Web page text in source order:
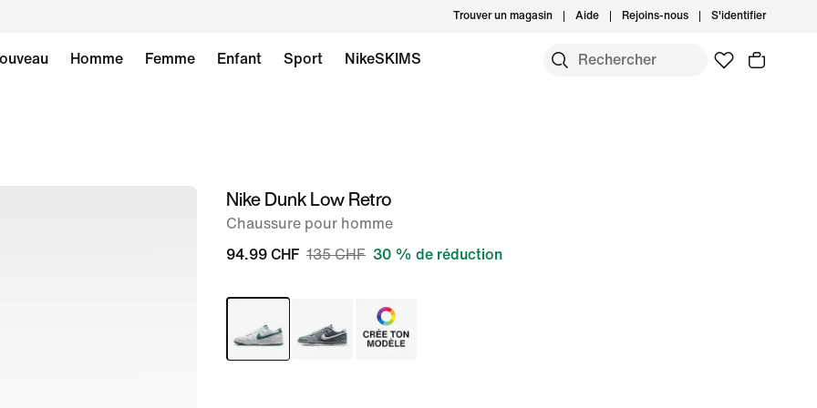
Trouver un magasin Aide Rejoins-nous S'identifier
Homme Femme Enfant Sport NikeSKIMS
image 1Nike Dunk Low Retro
Chaussure pour homme
94.99 CHF 135 CHF 30 % de réduction